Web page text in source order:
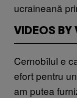
ucraineană
VIDEOS BY
Cernobîlul e
efort pentru
am putea